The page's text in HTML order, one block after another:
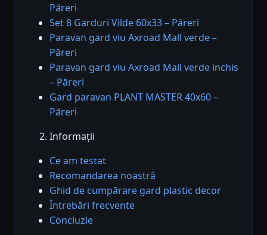
Păreri
Set 8 Garduri Vilde 60x33 – Păreri
Paravan gard viu Axroad Mall verde –
Păreri
Paravan gard viu Axroad Mall verde inchis
– Păreri
Gard paravan PLANT MASTER 40x60 –
Păreri
Informații
Ce am testat
Recomandarea noastră
Ghid de cumpărare gard plastic decor
Întrebări frecvente
Concluzie